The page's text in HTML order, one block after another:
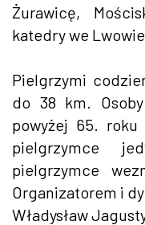
Żurawicę,
katedry we Lwowie.
Pielgrzymi
do 38 km.
powyżej 65.
pielgrzymce
pielgrzymce
Organizatorem i
Władysław